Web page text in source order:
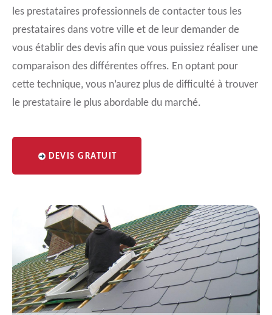
les prestataires professionnels de contacter tous les
prestataires dans votre ville et de leur demander de
vous établir des devis afin que vous puissiez réaliser une
comparaison des différentes offres. En optant pour
cette technique, vous n’aurez plus de difficulté à trouver
le prestataire le plus abordable du marché.
DEVIS GRATUIT